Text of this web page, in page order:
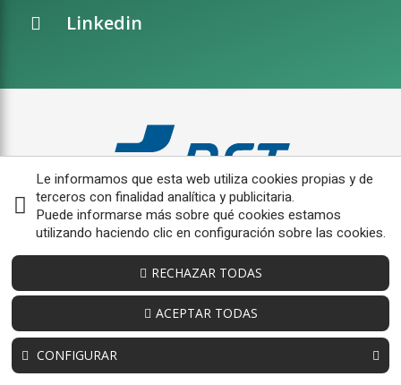
Linkedin
Le informamos que esta web utiliza cookies propias y de
terceros con finalidad analítica y publicitaria.
Puede informarse más sobre qué cookies estamos
utilizando haciendo clic en configuración sobre las cookies.
CONFIGURAR
RECHAZAR TODAS
ACEPTAR TODAS